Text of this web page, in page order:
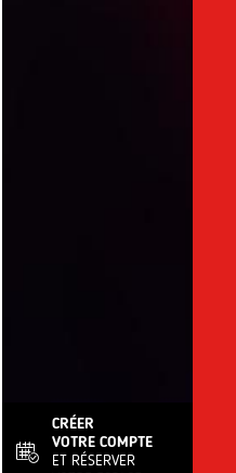
CRÉER
VOTRE COMPTE
ET RÉSERVER